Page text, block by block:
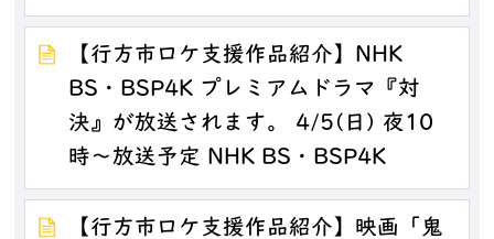
【行方市ロケ支援作品紹介】NHK
BS・BSP4K プレミアムドラマ『対
決』が放送されます。 4/5(日) 夜10
時～放送予定 NHK BS・BSP4K
【行方市ロケ支援作品紹介】映画「鬼